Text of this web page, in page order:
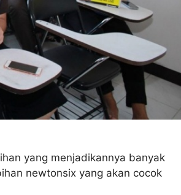
yang menjadikannya banyak
newtonsix yang akan cocok